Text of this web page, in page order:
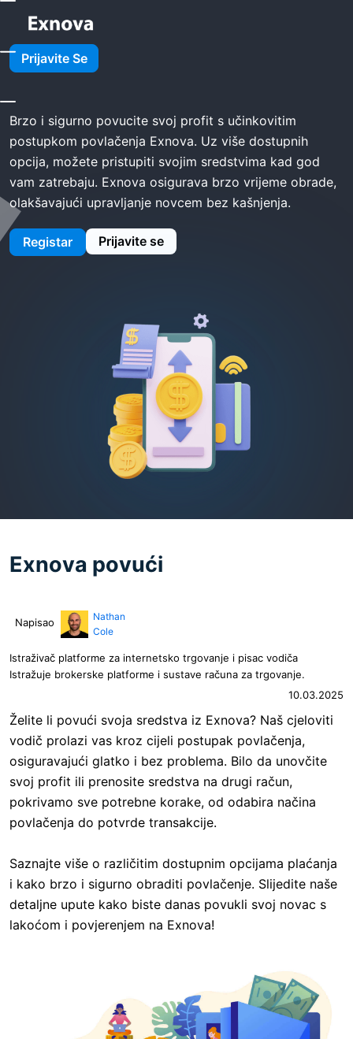
Prijavite Se
Dom Exnova Povući
Exnova povući
Brzo i sigurno povucite svoj profit s učinkovitim
postupkom povlačenja Exnova. Uz više dostupnih
opcija, možete pristupiti svojim sredstvima kad god
vam zatrebaju. Exnova osigurava brzo vrijeme obrade,
olakšavajući upravljanje novcem bez kašnjenja.
Registar Prijavite se
Exnova povući
Napisao
Nathan
Cole
Istraživač platforme za internetsko trgovanje i pisac vodiča
Istražuje brokerske platforme i sustave računa za trgovanje.
10.03.2025
Želite li povući svoja sredstva iz Exnova? Naš cjeloviti
vodič prolazi vas kroz cijeli postupak povlačenja,
osiguravajući glatko i bez problema. Bilo da unovčite
svoj profit ili prenosite sredstva na drugi račun,
pokrivamo sve potrebne korake, od odabira načina
povlačenja do potvrde transakcije.
Saznajte više o različitim dostupnim opcijama plaćanja
i kako brzo i sigurno obraditi povlačenje. Slijedite naše
detaljne upute kako biste danas povukli svoj novac s
lakoćom i povjerenjem na Exnova!